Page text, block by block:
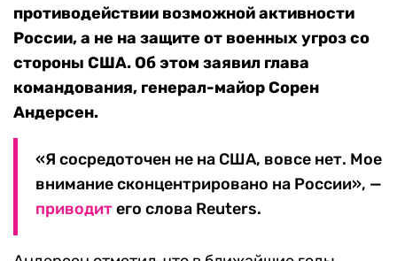
противодействии возможной активности
России, а не на защите от военных угроз со
стороны США. Об этом заявил глава
командования, генерал-майор Сорен
Андерсен.
«Я сосредоточен не на США, вовсе нет. Мое
внимание сконцентрировано на России», —
приводитего слова Reuters.